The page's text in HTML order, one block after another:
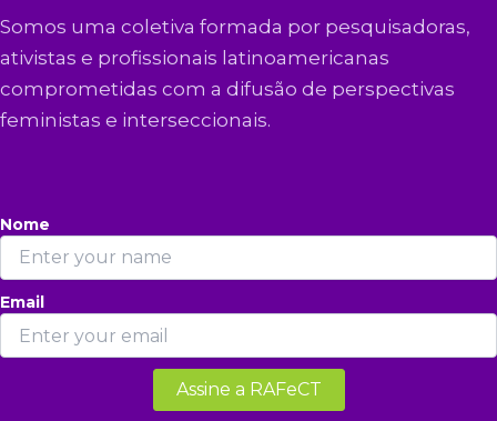
Somos uma coletiva formada por pesquisadoras,
ativistas e profissionais latinoamericanas
comprometidas com a difusão de perspectivas
feministas e interseccionais.
Nome
Email